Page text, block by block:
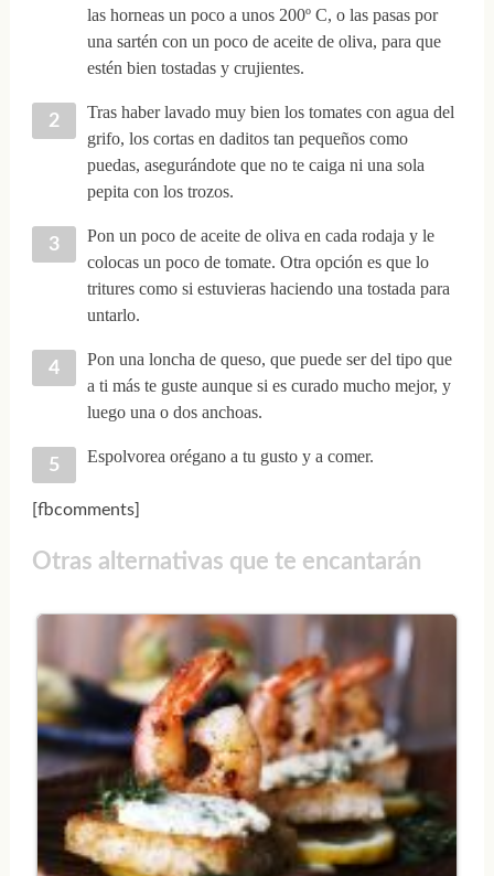
las horneas un poco a unos 200º C, o las pasas por
una sartén con un poco de aceite de oliva, para que
estén bien tostadas y crujientes.
Tras haber lavado muy bien los tomates con agua del
grifo, los cortas en daditos tan pequeños como
puedas, asegurándote que no te caiga ni una sola
pepita con los trozos.
Pon un poco de aceite de oliva en cada rodaja y le
colocas un poco de tomate. Otra opción es que lo
tritures como si estuvieras haciendo una tostada para
untarlo.
Pon una loncha de queso, que puede ser del tipo que
a ti más te guste aunque si es curado mucho mejor, y
luego una o dos anchoas.
Espolvorea orégano a tu gusto y a comer.
[fbcomments]
Otras alternativas que te encantarán